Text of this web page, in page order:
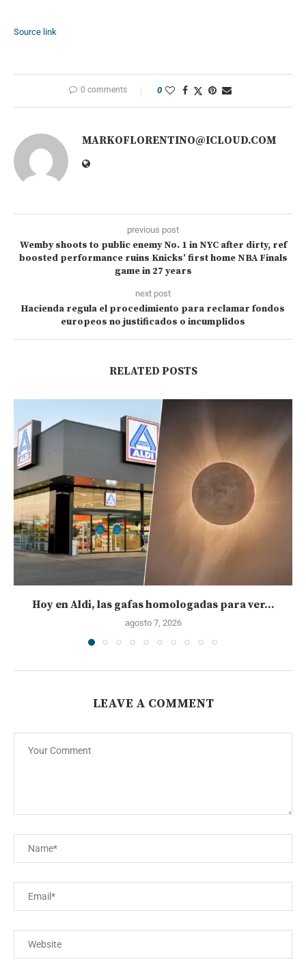
Source link
0 comments 0
MARKOFLORENTINO@ICLOUD.COM
previous post
Wemby shoots to public enemy No. 1 in NYC after dirty, ref
boosted performance ruins Knicks’ first home NBA Finals
game in 27 years
next post
Hacienda regula el procedimiento para reclamar fondos
europeos no justificados o incumplidos
RELATED POSTS
Hoy en Aldi, las gafas homologadas para ver...
agosto 7, 2026
LEAVE A COMMENT